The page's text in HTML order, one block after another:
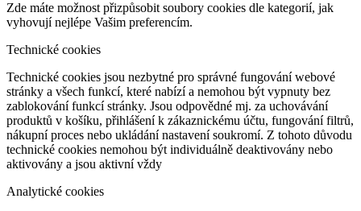
Zde máte možnost přizpůsobit soubory cookies dle kategorií, jak
vyhovují nejlépe Vašim preferencím.
Technické cookies
Technické cookies jsou nezbytné pro správné fungování webové
stránky a všech funkcí, které nabízí a nemohou být vypnuty bez
zablokování funkcí stránky. Jsou odpovědné mj. za uchovávání
produktů v košíku, přihlášení k zákaznickému účtu, fungování filtrů,
nákupní proces nebo ukládání nastavení soukromí. Z tohoto důvodu
technické cookies nemohou být individuálně deaktivovány nebo
aktivovány a jsou aktivní vždy
Analytické cookies